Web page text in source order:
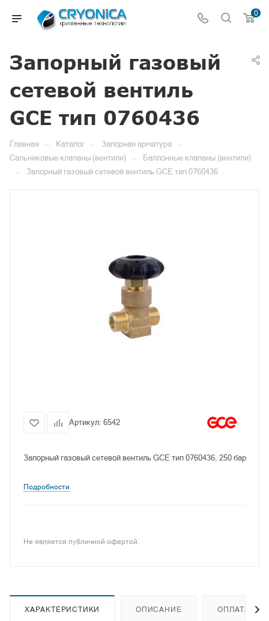
0
Запорный газовый
сетевой вентиль
GCE тип 0760436
Главная — Каталог — Запорная арматура —
Сальниковые клапаны (вентили) — Баллонные клапаны (вентили)
— Запорный газовый сетевой вентиль GCE тип 0760436
Артикул: 6542
Запорный газовый сетевой вентиль GCE тип 0760436, 250 бар
Подробности
Не является публичной офертой.
ХАРАКТЕРИСТИКИ ОПИСАНИЕ ОПЛАТА